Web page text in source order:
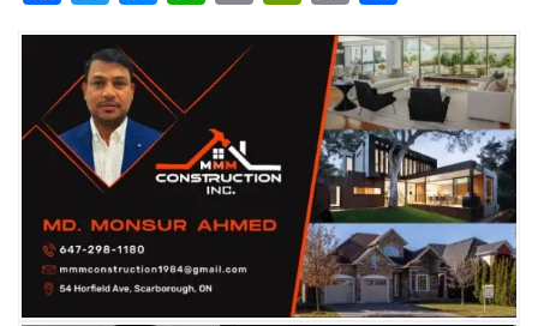
Link